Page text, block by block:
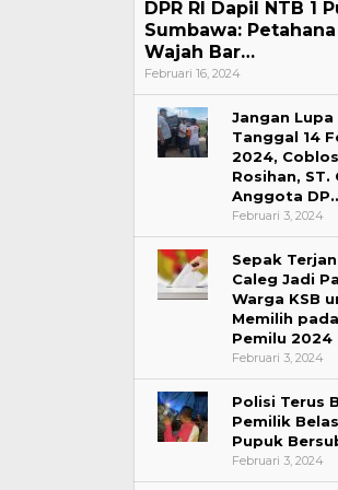
DPR RI Dapil NTB 1
Sumbawa:
Wajah Bar…
Februari 16, 2024
Jangan Lupa
Tanggal 14
2024,
Rosihan, ST.
Anggota
Februari 3, 2024
Sepak
Caleg Jadi
Warga KSB
Memilih pada
Pemilu 2024
Februari 3, 2024
Polisi Terus
Pemilik
Pupuk
Februari 3, 2024